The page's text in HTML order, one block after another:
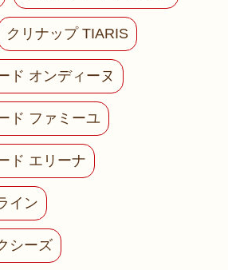
クリナップ TIARIS
ド オンディーヌ
ド ファミーユ
ド エリーナ
イン
シーズ